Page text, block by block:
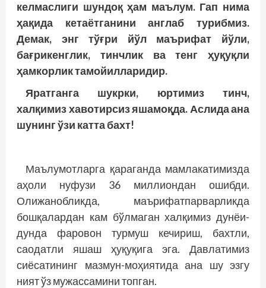
келмаслиги шундоқ ҳам маълум. Гап нима
ҳақида кетаётганини англаб турибмиз.
Демак, энг тўғри йўл маърифат йўли,
бағрикенглик, тинчлик ва тенг ҳуқуқли
ҳамкорлик тамойилларидир.
Яратганга шукрки, юртимиз тинч,
халқимиз хавотирсиз яшамоқда. Аслида ана
шунинг ўзи катта бахт!
Маълумотларга қараганда мамлакатимизда
аҳоли нуфузи 36 миллиондан ошибди.
Олижанобликда, маърифатпарварликда
бошқалардан кам бўлмаган халқимиз дунёи-
дунда фаровон турмуш кечириш, бахтли,
саодатли яшаш ҳуқуқига эга. Давлатимиз
сиёсатининг мазмун-моҳиятида ана шу эзгу
ният ўз мужассамини топган.